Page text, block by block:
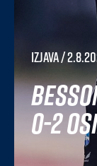
Izjava/
0-2